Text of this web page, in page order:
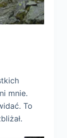
mnie.
To